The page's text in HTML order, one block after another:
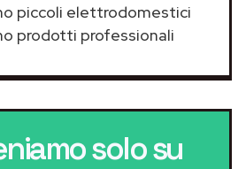
piccoli elettrodomestici
prodotti professionali
solo su